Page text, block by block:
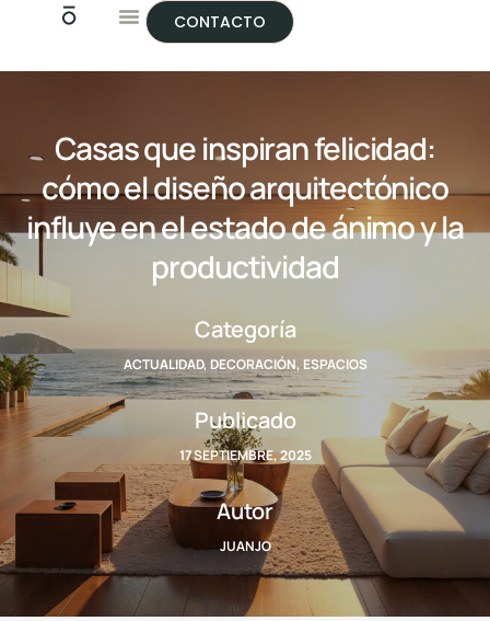
CONTACTO
Casas que inspiran felicidad:
cómo el diseño arquitectónico
influye en el estado de ánimo y la
productividad
Categoría
ACTUALIDAD, DECORACIÓN, ESPACIOS
Publicado
17 SEPTIEMBRE, 2025
Autor
JUANJO